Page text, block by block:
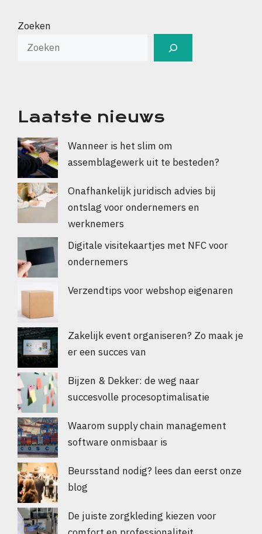
Zoeken
Laatste nieuws
Wanneer is het slim om
assemblagewerk uit te besteden?
Onafhankelijk juridisch advies bij
ontslag voor ondernemers en
werknemers
Digitale visitekaartjes met NFC voor
ondernemers
Verzendtips voor webshop eigenaren
Zakelijk event organiseren? Zo maak je
er een succes van
Bijzen & Dekker: de weg naar
succesvolle procesoptimalisatie
Waarom supply chain management
software onmisbaar is
Beursstand nodig? lees dan eerst onze
blog
De juiste zorgkleding kiezen voor